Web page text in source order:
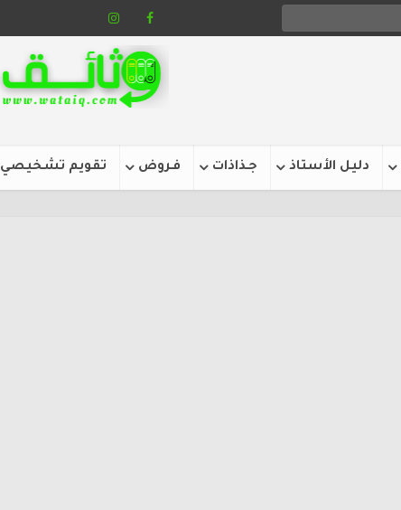
دليل الأستاذ جـذاذات فـروض تقويم تشخيصي